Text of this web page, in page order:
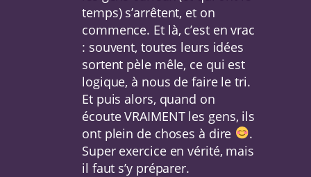
temps) s’arrêtent, et on
commence. Et là, c’est en vrac
: souvent, toutes leurs idées
sortent pèle mêle, ce qui est
logique, à nous de faire le tri.
Et puis alors, quand on
écoute VRAIMENT les gens, ils
ont plein de choses à dire
.
Super exercice en vérité, mais
il faut s’y préparer.